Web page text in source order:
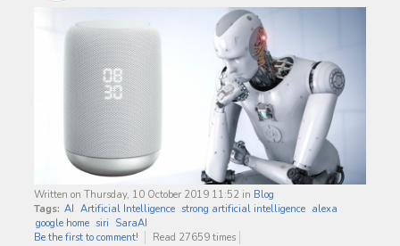
Written on Thursday, 10 October 2019 11:52 in Blog
Tags: AI Artificial Intelligence strong artificial intelligence alexa
google home siri SaraAI
Be the first to comment!
Read 27659 times